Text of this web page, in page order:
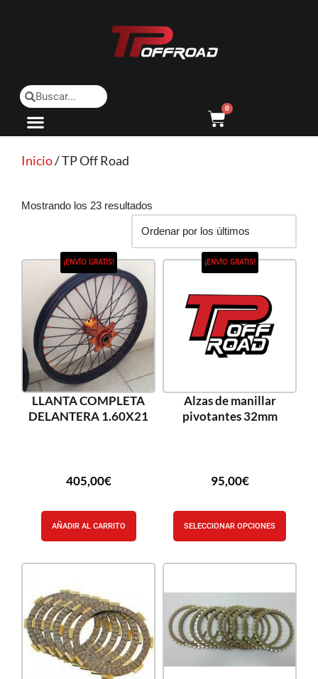
0
Inicio/ TP Off Road
Mostrando los 23 resultados
¡ENVÍO GRATIS!
LLANTA COMPLETA
DELANTERA 1.60X21
405,00€
AÑADIR AL CARRITO
¡ENVÍO GRATIS!
Alzas de manillar
pivotantes 32mm
95,00€
SELECCIONAR OPCIONES